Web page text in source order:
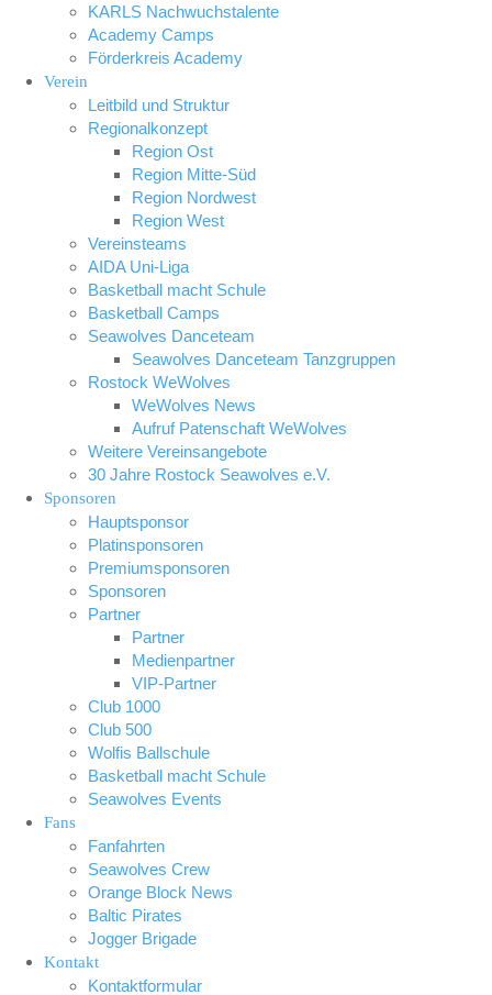
KARLS Nachwuchstalente
Academy Camps
Förderkreis Academy
Verein
Leitbild und Struktur
Regionalkonzept
Region Ost
Region Mitte-Süd
Region Nordwest
Region West
Vereinsteams
AIDA Uni-Liga
Basketball macht Schule
Basketball Camps
Seawolves Danceteam
Seawolves Danceteam Tanzgruppen
Rostock WeWolves
WeWolves News
Aufruf Patenschaft WeWolves
Weitere Vereinsangebote
30 Jahre Rostock Seawolves e.V.
Sponsoren
Hauptsponsor
Platinsponsoren
Premiumsponsoren
Sponsoren
Partner
Partner
Medienpartner
VIP-Partner
Club 1000
Club 500
Wolfis Ballschule
Basketball macht Schule
Seawolves Events
Fans
Fanfahrten
Seawolves Crew
Orange Block News
Baltic Pirates
Jogger Brigade
Kontakt
Kontaktformular